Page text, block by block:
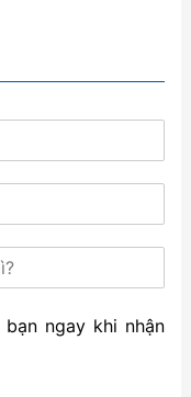
ngay khi nhận